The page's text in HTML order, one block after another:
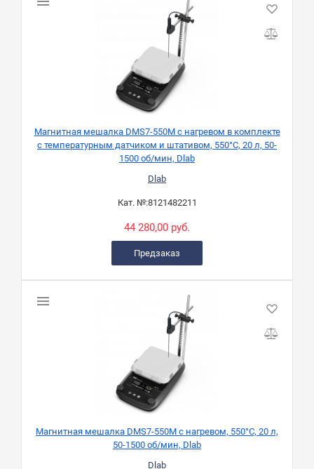
Магнитная мешалка DMS7-550M с нагревом в комплекте
с температурным датчиком и штативом, 550°C, 20 л, 50-
1500 об/мин, Dlab
Dlab
Кат. №:8121482211
44 280,00 руб.
Предзаказ
Магнитная мешалка DMS7-550M с нагревом, 550°C, 20 л,
50-1500 об/мин, Dlab
Dlab